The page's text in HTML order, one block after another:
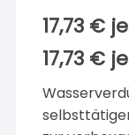
17,73 €
17,73 € je